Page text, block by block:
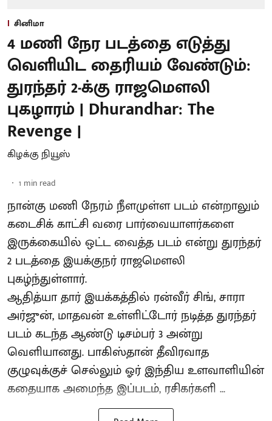
சினிமா
4 மணி நேர படத்தை எடுத்து
வெளியிட தைரியம் வேண்டும்:
துரந்தர் 2-க்கு ராஜமௌலி
புகழாரம் | Dhurandhar: The
Revenge |
கிழக்கு நியூஸ்
1 min read
நான்கு மணி நேரம் நீளமுள்ள படம் என்றாலும்
கடைசிக் காட்சி வரை பார்வையாளர்களை
இருக்கையில் ஒட்ட வைத்த படம் என்று துரந்தர்
2 படத்தை இயக்குநர் ராஜமௌலி
புகழ்ந்துள்ளார்.
ஆதித்யா தார் இயக்கத்தில் ரன்வீர் சிங், சாரா
அர்ஜுன், மாதவன் உள்ளிட்டோர் நடித்த துரந்தர்
படம் கடந்த ஆண்டு டிசம்பர் 3 அன்று
வெளியானது. பாகிஸ்தான் தீவிரவாத
குழுவுக்குச் செல்லும் ஓர் இந்திய உளவாளியின்
கதையாக அமைந்த இப்படம், ரசிகர்களி ...